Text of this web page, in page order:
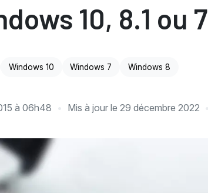
10, 8.1 ou 7
Windows 10 Windows 7 Windows 8
à 06h48 Mis à jour le 29 décembre 2022